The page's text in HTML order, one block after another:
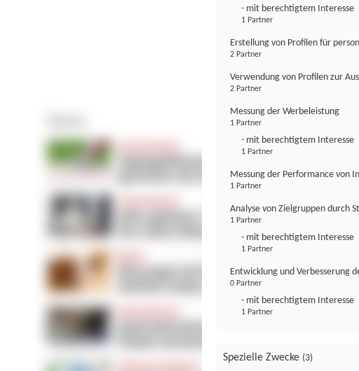
- mit berechtigtem Interesse
1 Partner
Erstellung von Profilen für
2 Partner
Verwendung von Profilen zur
2 Partner
Messung der Werbeleistung
1 Partner
- mit berechtigtem Interesse
1 Partner
Messung der Performance von
1 Partner
Analyse von Zielgruppen durch
1 Partner
- mit berechtigtem Interesse
1 Partner
Entwicklung und Verbesserung
0 Partner
- mit berechtigtem Interesse
1 Partner
Spezielle Zwecke (3)